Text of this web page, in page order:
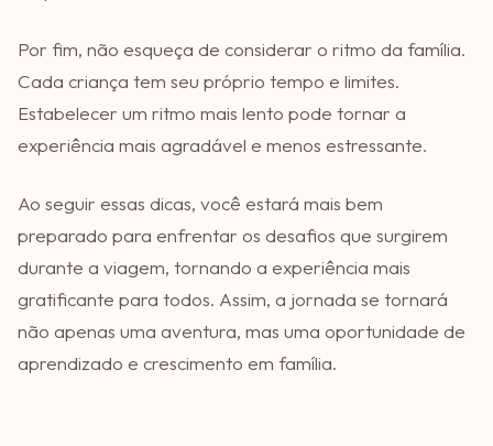
Por fim, não esqueça de considerar o ritmo da família.
Cada criança tem seu próprio tempo e limites.
Estabelecer um ritmo mais lento pode tornar a
experiência mais agradável e menos estressante.
Ao seguir essas dicas, você estará mais bem
preparado para enfrentar os desafios que surgirem
durante a viagem, tornando a experiência mais
gratificante para todos. Assim, a jornada se tornará
não apenas uma aventura, mas uma oportunidade de
aprendizado e crescimento em família.